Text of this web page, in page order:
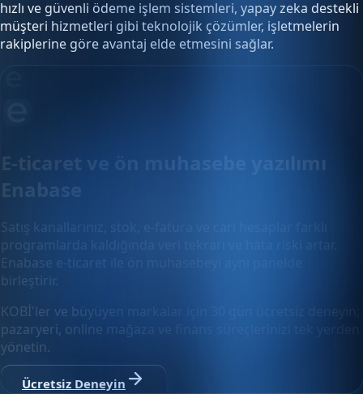
hızlı ve güvenli ödeme işlem sistemleri, yapay zeka destekli
müşteri hizmetleri gibi teknolojik çözümler, işletmelerin
rakiplerine göre avantaj elde etmesini sağlar.
E-ticaret ve ön muhasebe yazılımı
Enabase
Satış kanallarınız, stok, e-fatura ve cari hesaplar farklı
programlarda kaldığında veri tekrarı ve hata riski artar.
Enabase e-ticaret ile ön muhasebeyi aynı panelde
birleştirir.
KOBİ'ler ve büyüyen markalar için 30 gün ücretsiz deneyin;
pazaryeri, online mağaza ve finans süreçlerinizi tek yerden
yönetin.
Ücretsiz Deneyin